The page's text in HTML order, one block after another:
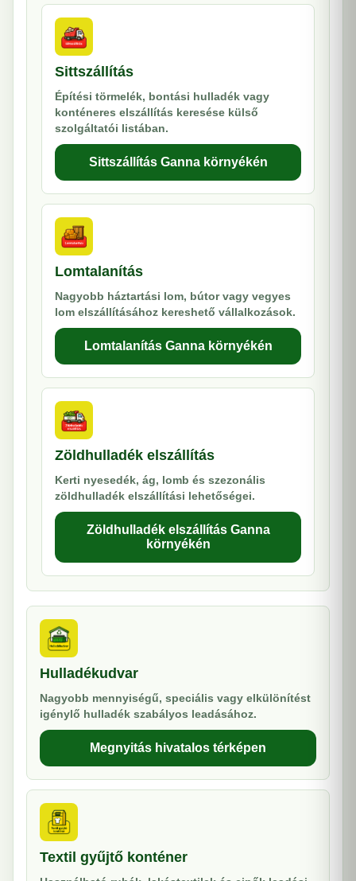
Sittszállítás
Építési törmelék, bontási hulladék vagy
konténeres elszállítás keresése külső
szolgáltatói listában.
Sittszállítás Ganna környékén
Lomtalanítás
Nagyobb háztartási lom, bútor vagy vegyes
lom elszállításához kereshető vállalkozások.
Lomtalanítás Ganna környékén
Zöldhulladék elszállítás
Kerti nyesedék, ág, lomb és szezonális
zöldhulladék elszállítási lehetőségei.
Zöldhulladék elszállítás Ganna
környékén
Hulladékudvar
Nagyobb mennyiségű, speciális vagy elkülönítést
igénylő hulladék szabályos leadásához.
Megnyitás hivatalos térképen
Textil gyűjtő konténer